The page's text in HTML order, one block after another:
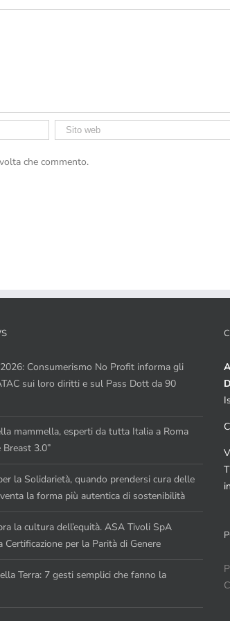
che commento.
Consumerismo No Profit informa gli
sui loro diritti e sul Pass Dott da 90
mammella, esperti da tutta Italia a Roma
Breast 3.0”
la Solidarietà, quando prendersi cura delle
la forma più autentica di sostenibilità
la cultura dell’equità. ASA Tivoli SpA
Certificazione per la Parità di Genere
Terra: 7 gesti semplici che fanno la